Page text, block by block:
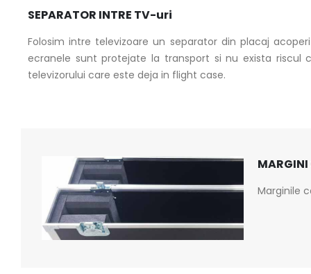
SEPARATOR INTRE TV-uri
Folosim intre televizoare un separator din placaj
ecranele sunt protejate la transport si nu exista riscul
televizorului care este deja in flight case.
MARGINI
Marginile